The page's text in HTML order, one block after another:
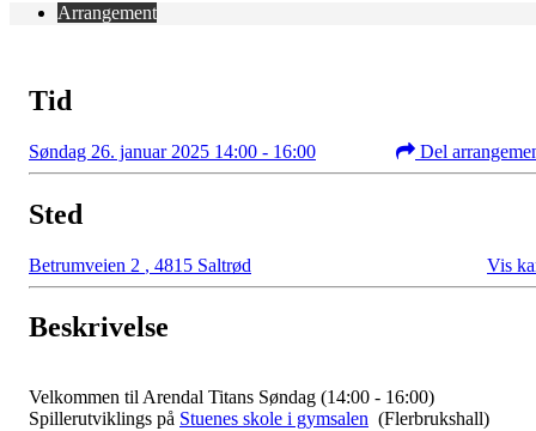
Arrangement
Tid
Søndag 26. januar 2025 14:00 - 16:00 Del
Sted
Betrumveien 2 , 4815 Saltrød Vis
Beskrivelse
Velkommen til Arendal Titans Søndag (14:00 - 16:00)
Spillerutviklings på Stuenes skole i gymsalen (Flerbrukshall)